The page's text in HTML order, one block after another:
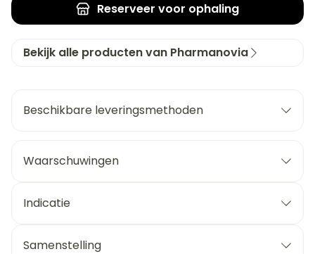
Reserveer voor ophaling
Bekijk alle producten van Pharmanovia
Beschikbare leveringsmethoden
Waarschuwingen
Indicatie
Samenstelling